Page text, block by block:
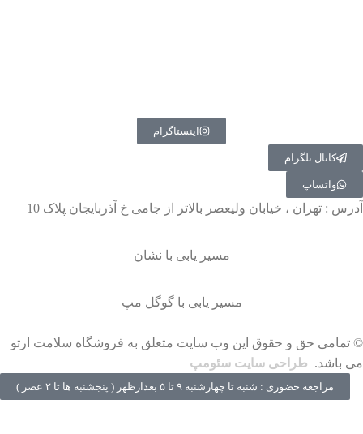
اینستاگرام
کانال تلگرام
واتساپ
آدرس : تهران ، خیابان ولیعصر بالاتر از جامی خ آذربایجان پلاک 10
مسیر یابی با نشان
مسیر یابی با گوگل مپ
© تمامی حق و حقوق این وب سایت متعلق به فروشگاه سلامت ارتو
می باشد. طراحی سایت سئومپ
مراجعه حضوری : شنبه تا چهارشنبه ۹ تا ۵ بعدازظهر ( پنجشنبه‌ ها تا ۲ عصر )